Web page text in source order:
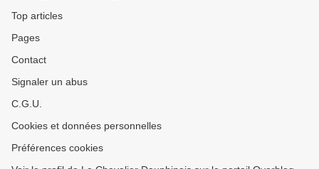
Top articles
Pages
Contact
Signaler un abus
C.G.U.
Cookies et données personnelles
Préférences cookies